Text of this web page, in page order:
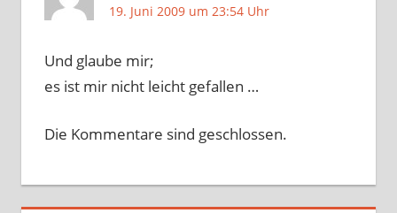
19. Juni 2009 um 23:54 Uhr
Und glaube mir;
es ist mir nicht leicht gefallen …
Die Kommentare sind geschlossen.